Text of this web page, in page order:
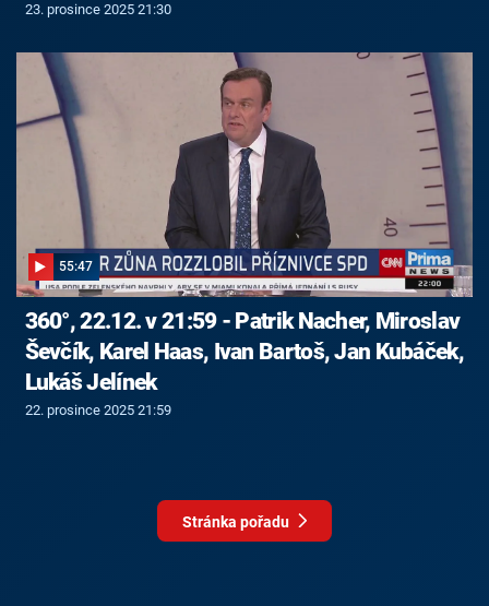
23. prosince 2025 21:30
55:47
360°, 22.12. v 21:59 - Patrik Nacher, Miroslav
Ševčík, Karel Haas, Ivan Bartoš, Jan Kubáček,
Lukáš Jelínek
22. prosince 2025 21:59
Stránka pořadu